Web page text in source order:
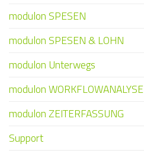
modulon SPESEN
modulon SPESEN & LOHN
modulon Unterwegs
modulon WORKFLOWANALYSE
modulon ZEITERFASSUNG
Support